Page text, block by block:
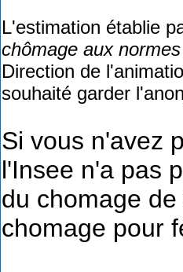
L'estimation établie
chômage aux
Direction de
souhaité garder
Si vous n'avez
l'Insee n'a pas
du chomage
chomage pour